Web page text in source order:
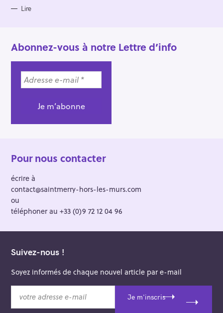
Lire
Abonnez-vous à notre Lettre d’info
Pour nous contacter
écrire à
contact@saintmerry-hors-les-murs.com
ou
téléphoner au +33 (0)9 72 12 04 96
Suivez-nous !
Soyez informés de chaque nouvel article par e-mail
Je m'inscris